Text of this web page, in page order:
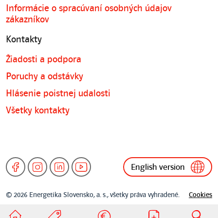
Informácie o spracúvaní osobných údajov
zákazníkov
Kontakty
Žiadosti a podpora
Poruchy a odstávky
Hlásenie poistnej udalosti
Všetky kontakty
English version
© 2026 Energetika Slovensko, a. s., všetky práva vyhradené. Cookies